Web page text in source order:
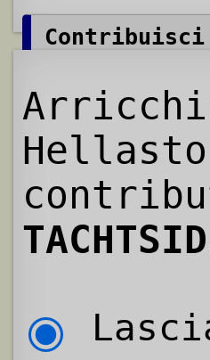
Contribuisci